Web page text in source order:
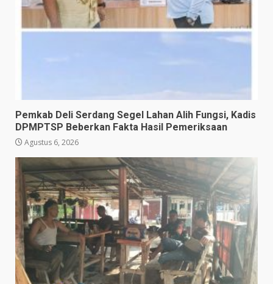
Pemkab Deli Serdang Segel Lahan Alih Fungsi, Kadis
DPMPTSP Beberkan Fakta Hasil Pemeriksaan
Agustus 6, 2026